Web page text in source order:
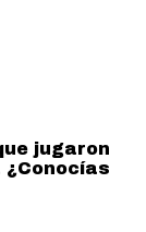
jugaron
¿Conocías